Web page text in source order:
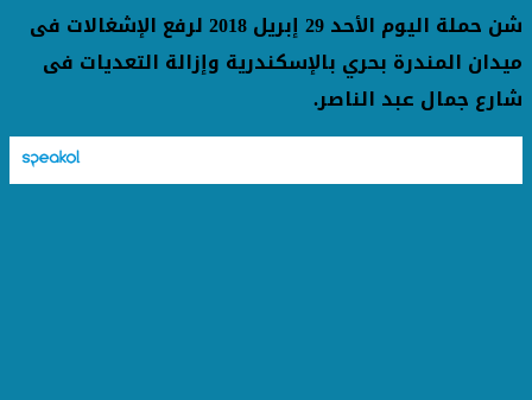
شن حملة اليوم الأحد 29 إبريل 2018 لرفع الإشغالات فى
ميدان المندرة بحري بالإسكندرية وإزالة التعديات فى
شارع جمال عبد الناصر.